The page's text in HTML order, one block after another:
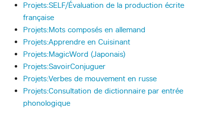
Projets:SELF/Évaluation de la production écrite
française
Projets:Mots composés en allemand
Projets:Apprendre en Cuisinant
Projets:MagicWord (Japonais)
Projets:SavoirConjuguer
Projets:Verbes de mouvement en russe
Projets:Consultation de dictionnaire par entrée
phonologique